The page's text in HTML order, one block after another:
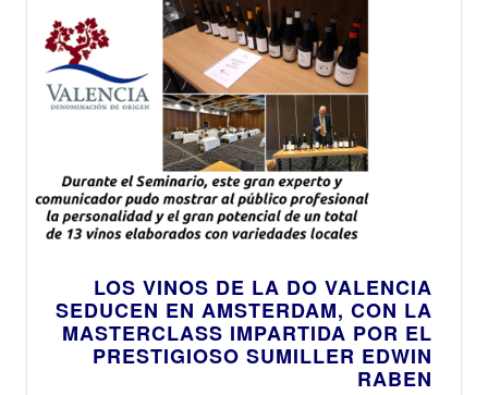
LOS VINOS DE LA DO VALENCIA
SEDUCEN EN AMSTERDAM, CON LA
MASTERCLASS IMPARTIDA POR EL
PRESTIGIOSO SUMILLER EDWIN
RABEN